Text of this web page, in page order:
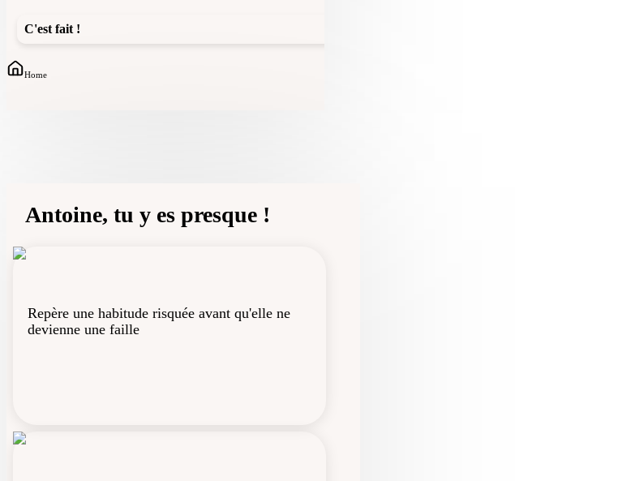
C'est fait !
Home
Profile
Antoine, tu y es presque !
Repère une habitude risquée avant qu'elle ne
devienne une faille